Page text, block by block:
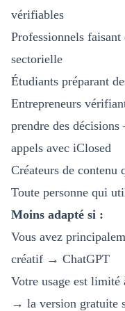
vérifiables
Professionnels
sectorielle
Étudiants préparant
Entrepreneurs
prendre des
appels avec iClosed
Créateurs de contenu
Toute personne qui
Moins adapté si :
Vous avez
créatif → ChatGPT
Votre usage est limité
→ la version gratuite